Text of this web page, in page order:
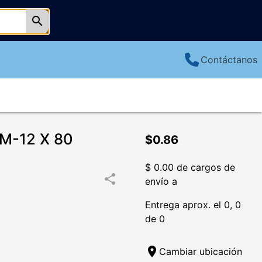
search
Contáctanos
12 X 80
share
$0.86
$ 0.00 de cargos de
envío a
Entrega aprox. el 0, 0
de 0
location_on Cambiar ubicación